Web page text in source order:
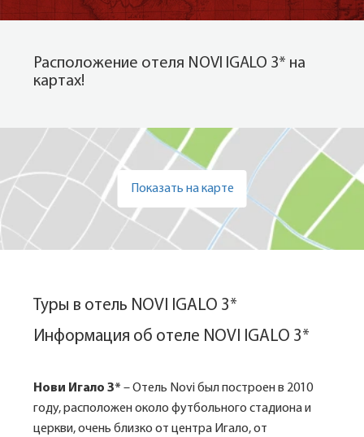
Расположение отеля NOVI IGALO 3* на
картах!
Показать на карте
Туры в отель NOVI IGALO 3*
Информация об отеле NOVI IGALO 3*
Нови Игало 3* – Отель Novi был построен в 2010
году, расположен около футбольного стадиона и
церкви, очень близко от центра Игало, от